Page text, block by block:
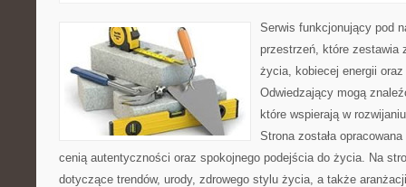
Serwis funkcjonujący pod
przestrzeń, które zestawia
życia, kobiecej energii
Odwiedzający mogą
które wspierają w
Strona została
cenią autentyczności oraz spokojnego podejścia do życia. Na
dotyczące trendów, urody, zdrowego stylu życia, a także